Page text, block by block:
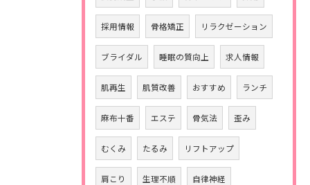
採用情報 骨格矯正 リラクゼーション
ブライダル 睡眠の質向上 求人情報
肌再生 肌質改善 おすすめ ランチ
麻布十番 エステ 骨気法 歪み
むくみ たるみ リフトアップ
肩こり 生理不順 自律神経